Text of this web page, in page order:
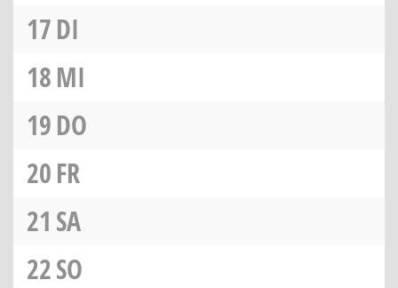
17DI
18MI
19DO
20FR
21 SA
22SO